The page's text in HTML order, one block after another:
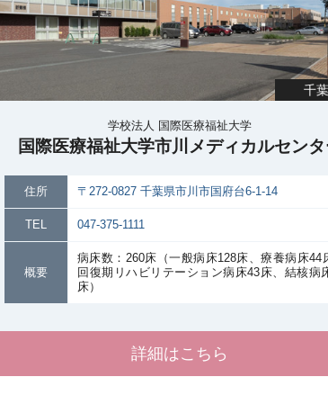
千
学校法人 国際医療福祉大学
国際医療福祉大学市川メディカルセンタ
住所 〒272-0827 千葉県市川市国府台6-1-14
TEL 047-375-1111
概要
病床数：260床（一般病床128床、療養病床44
回復期リハビリテーション病床43床、結核病
床）
詳細はこちら